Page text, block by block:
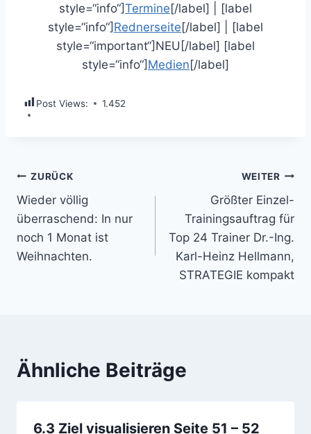
style=“info“]Termine[/label] | [label
style=“info“] Rednerseite[/label] | [label
style=“important“]NEU[/label] [label
style=“info“] Medien[/label]
Post Views: 1.452
Beitragsnavigation
ZURÜCK
Wieder völlig
überraschend: In nur
noch 1 Monat ist
Weihnachten.
WEITER
Größter Einzel-
Trainingsauftrag für
Top 24 Trainer Dr.-Ing.
Karl-Heinz Hellmann,
STRATEGIE kompakt
Ähnliche Beiträge
6.3 Ziel visualisieren Seite 51 – 52